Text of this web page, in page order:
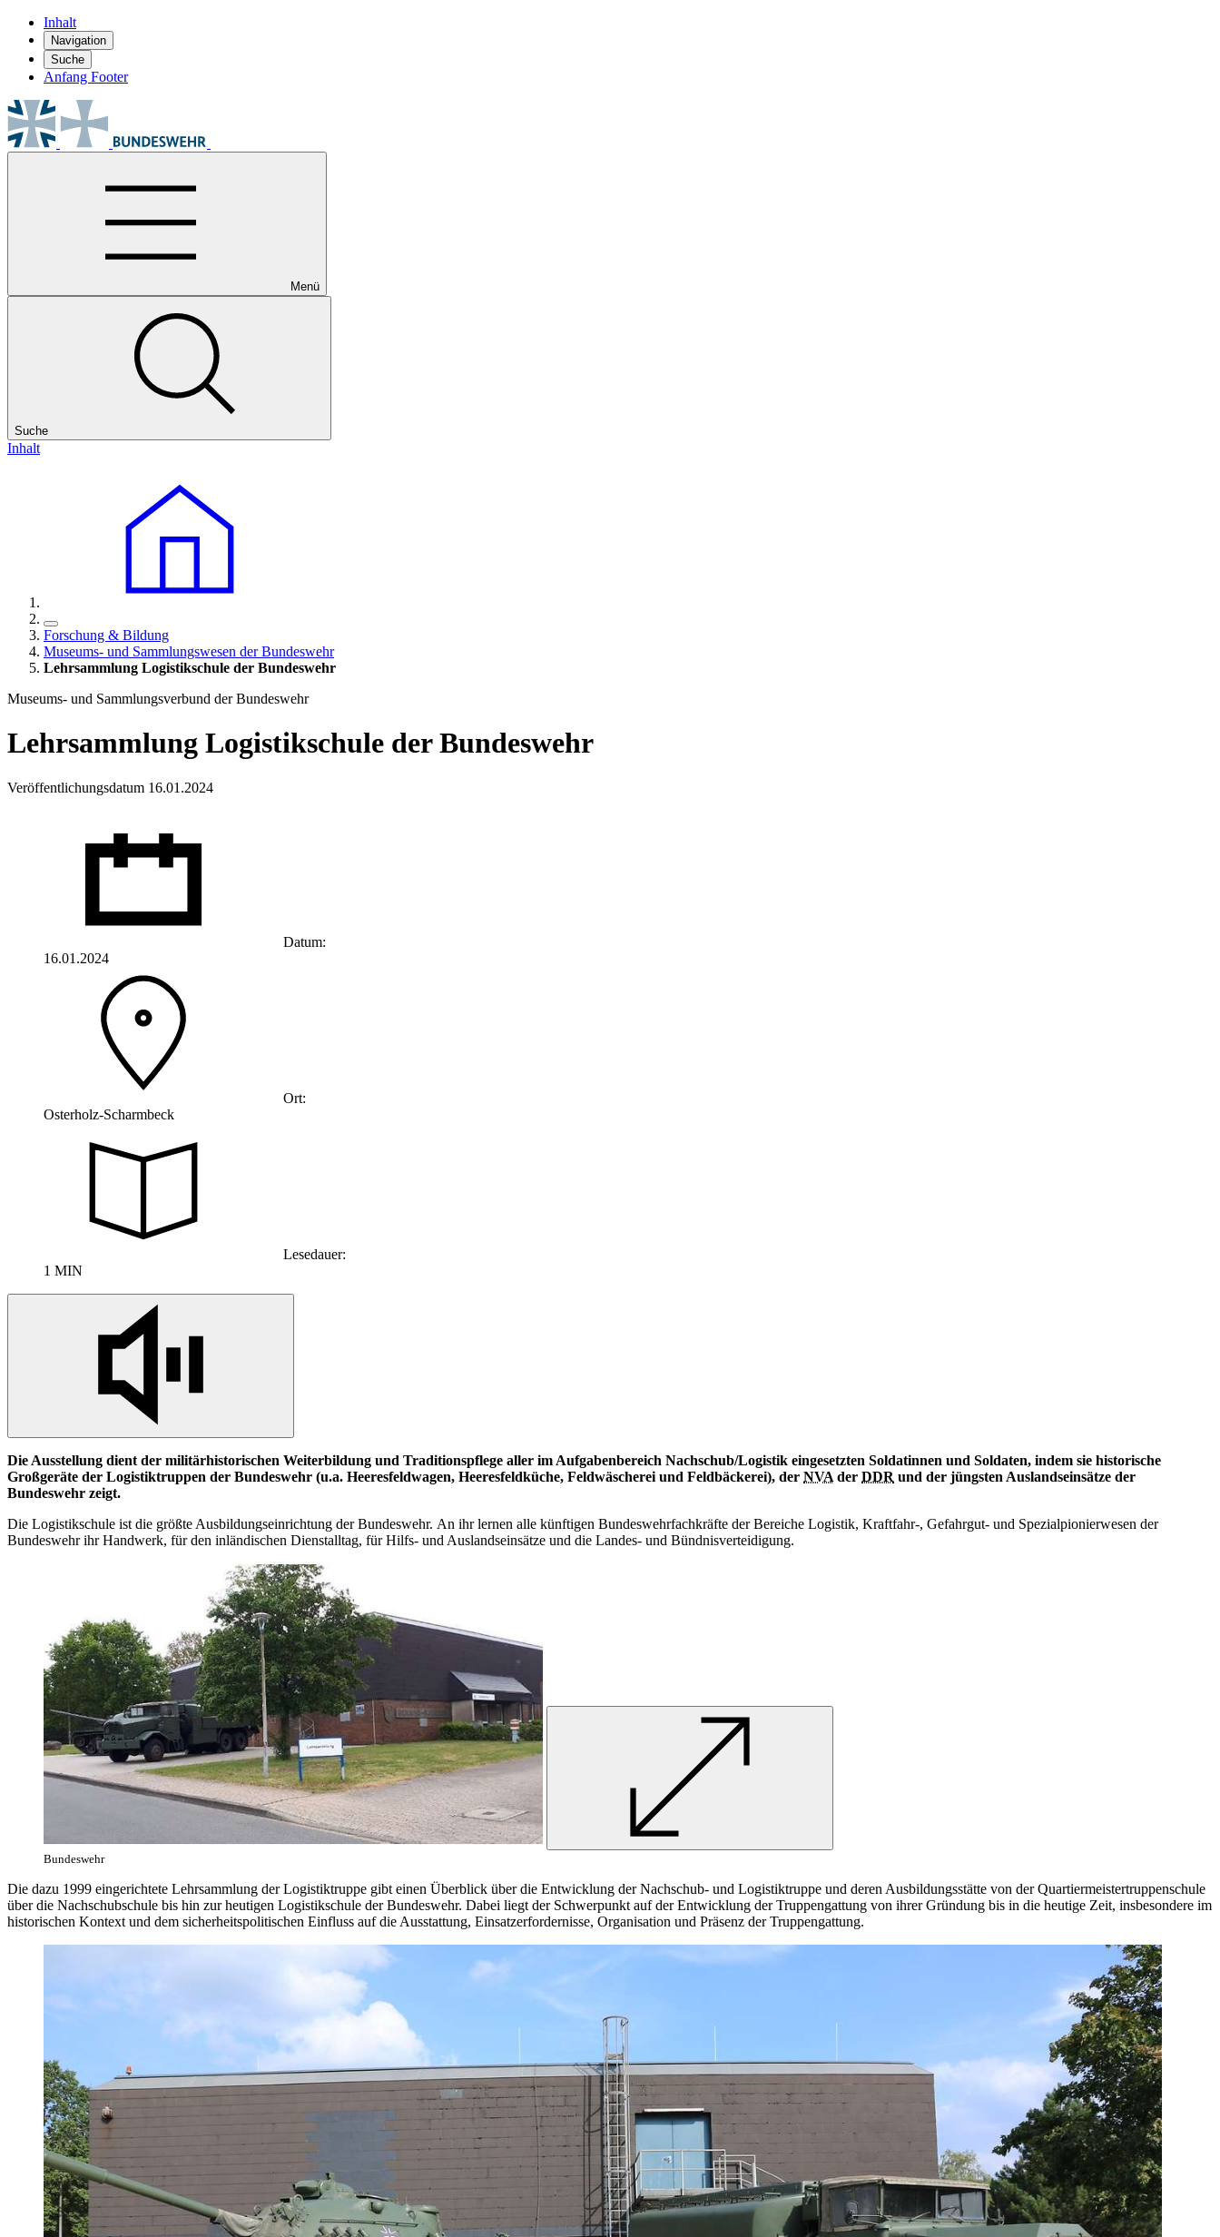
Inhalt
Navigation
Suche
Anfang Footer
Menü
Suche
Inhalt
Forschung & Bildung
Museums- und Sammlungswesen der Bundeswehr
Lehrsammlung Logistikschule der Bundeswehr
Museums- und Sammlungsverbund der Bundeswehr
Lehrsammlung Logistikschule der Bundeswehr
Veröffentlichungsdatum 16.01.2024
Datum:
16.01.2024
Ort:
Osterholz-Scharmbeck
Lesedauer:
1 MIN
Die Ausstellung dient der militärhistorischen Weiterbildung und Traditionspflege aller im Aufgabenbereich Nachschub/Logistik eingesetzten Soldatinnen und Soldaten, indem sie historische
Großgeräte der Logistiktruppen der Bundeswehr (u.a. Heeresfeldwagen, Heeresfeldküche, Feldwäscherei und Feldbäckerei), der NVA der DDR und der jüngsten Auslandseinsätze der
Bundeswehr zeigt.
Die Logistikschule ist die größte Ausbildungseinrichtung der Bundeswehr. An ihr lernen alle künftigen Bundeswehrfachkräfte der Bereiche Logistik, Kraftfahr-, Gefahrgut- und Spezialpionierwesen der
Bundeswehr ihr Handwerk, für den inländischen Dienstalltag, für Hilfs- und Auslandseinsätze und die Landes- und Bündnisverteidigung.
Bundeswehr
Die dazu 1999 eingerichtete Lehrsammlung der Logistiktruppe gibt einen Überblick über die Entwicklung der Nachschub- und Logistiktruppe und deren Ausbildungsstätte von der Quartiermeistertruppenschule
über die Nachschubschule bis hin zur heutigen Logistikschule der Bundeswehr. Dabei liegt der Schwerpunkt auf der Entwicklung der Truppengattung von ihrer Gründung bis in die heutige Zeit, insbesondere im
historischen Kontext und dem sicherheitspolitischen Einfluss auf die Ausstattung, Einsatzerfordernisse, Organisation und Präsenz der Truppengattung.